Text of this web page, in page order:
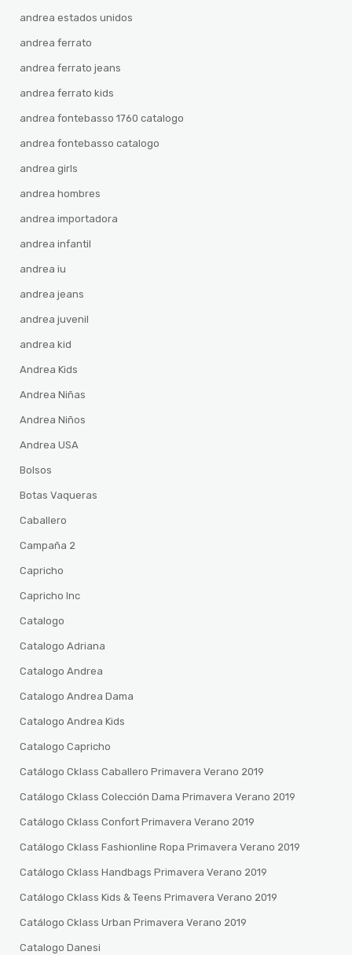
andrea estados unidos
andrea ferrato
andrea ferrato jeans
andrea ferrato kids
andrea fontebasso 1760 catalogo
andrea fontebasso catalogo
andrea girls
andrea hombres
andrea importadora
andrea infantil
andrea iu
andrea jeans
andrea juvenil
andrea kid
Andrea Kids
Andrea Niñas
Andrea Niños
Andrea USA
Bolsos
Botas Vaqueras
Caballero
Campaña 2
Capricho
Capricho Inc
Catalogo
Catalogo Adriana
Catalogo Andrea
Catalogo Andrea Dama
Catalogo Andrea Kids
Catalogo Capricho
Catálogo Cklass Caballero Primavera Verano 2019
Catálogo Cklass Colección Dama Primavera Verano 2019
Catálogo Cklass Confort Primavera Verano 2019
Catálogo Cklass Fashionline Ropa Primavera Verano 2019
Catálogo Cklass Handbags Primavera Verano 2019
Catálogo Cklass Kids & Teens Primavera Verano 2019
Catálogo Cklass Urban Primavera Verano 2019
Catalogo Danesi